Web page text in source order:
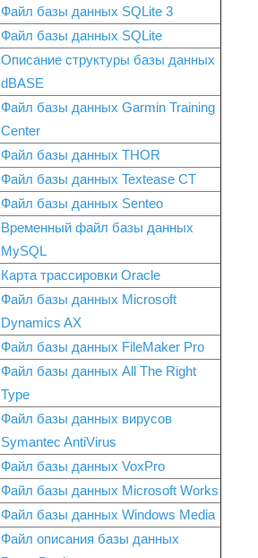
Файл базы данных SQLite 3
Файл базы данных SQLite
Описание структуры базы данных
dBASE
Файл базы данных Garmin Training
Center
Файл базы данных THOR
Файл базы данных Textease CT
Файл базы данных Senteo
Временный файл базы данных
MySQL
Карта трассировки Oracle
Файл базы данных Microsoft
Dynamics AX
Файл базы данных FileMaker Pro
Файл базы данных All The Right
Type
Файл базы данных вирусов
Symantec AntiVirus
Файл базы данных VoxPro
Файл базы данных Microsoft Works
Файл базы данных Windows Media
Файл описания базы данных